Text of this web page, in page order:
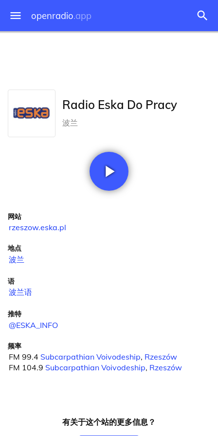
openradio.app
Radio Eska Do Pracy
波兰
网站
rzeszow.eska.pl
地点
波兰
语
波兰语
推特
@ESKA_INFO
频率
FM 99.4 Subcarpathian Voivodeship, Rzeszów
FM 104.9 Subcarpathian Voivodeship, Rzeszów
有关于这个站的更多信息？